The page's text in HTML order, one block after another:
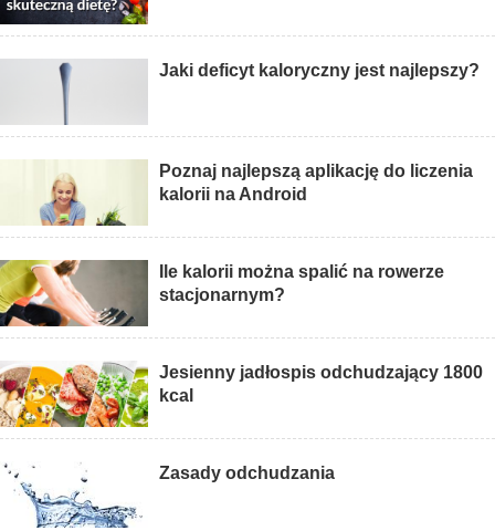
Jaki deficyt kaloryczny jest najlepszy?
Poznaj najlepszą aplikację do liczenia
kalorii na Android
Ile kalorii można spalić na rowerze
stacjonarnym?
Jesienny jadłospis odchudzający 1800
kcal
Zasady odchudzania